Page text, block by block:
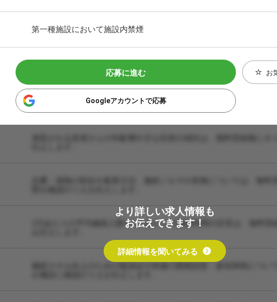
第一種施設において施設内禁煙
応募に進む
Googleアカウントで応募
お
来院される患者さんの年齢層や主な症状の傾向は、無料登録後に
自費・保険の割合や集客方法、施術ノルマの有無については、無
1日あたりの平均施術人数や1人あたりの施術時間の目安は、無料
施術スキル向上のための勉強会や研修の開催頻度・参加体制につ
より詳しい求人情報も
お伝えできます！
詳細情報を聞いてみる